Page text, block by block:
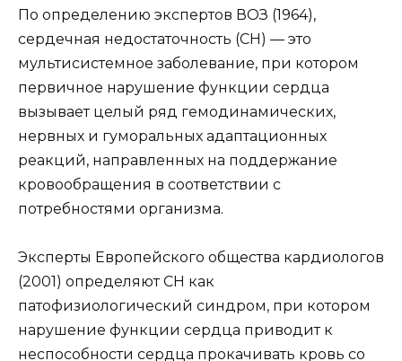
По определению экспертов ВОЗ (1964),
сердечная недостаточность (СН) — это
мультисистемное заболевание, при котором
первичное нарушение функции сердца
вызывает целый ряд гемодинамических,
нервных и гуморальных адаптационных
реакций, направленных на поддержание
кровообращения в соответствии с
потребностями организма.
Эксперты Европейского общества кардиологов
(2001) определяют СН как
патофизиологический синдром, при котором
нарушение функции сердца приводит к
неспособности сердца прокачивать кровь со